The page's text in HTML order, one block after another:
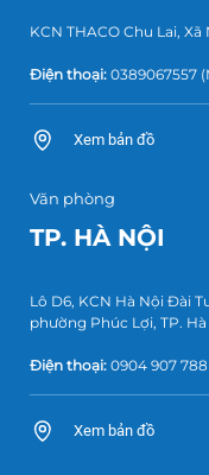
KCN THACO Chu Lai,
Điện thoại: 0389067557
Xem bản đồ
Văn phòng
TP. HÀ NỘI
Lô D6, KCN Hà Nội Đài
phường Phúc Lợi, TP.
Điện thoại: 0904 907 788
Xem bản đồ